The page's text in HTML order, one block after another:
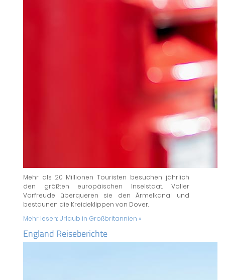
Mehr als 20 Millionen Touristen besuchen jährlich
den größten europäischen Inselstaat. Voller
Vorfreude überqueren sie den Ärmelkanal und
bestaunen die Kreideklippen von Dover.
Mehr lesen: Urlaub in Großbritannien »
England Reiseberichte